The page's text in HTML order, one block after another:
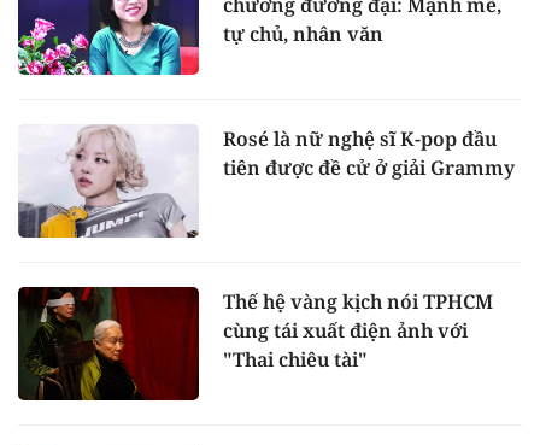
chương đương đại: Mạnh mẽ,
tự chủ, nhân văn
Rosé là nữ nghệ sĩ K-pop đầu
tiên được đề cử ở giải Grammy
Thế hệ vàng kịch nói TPHCM
cùng tái xuất điện ảnh với
"Thai chiêu tài"